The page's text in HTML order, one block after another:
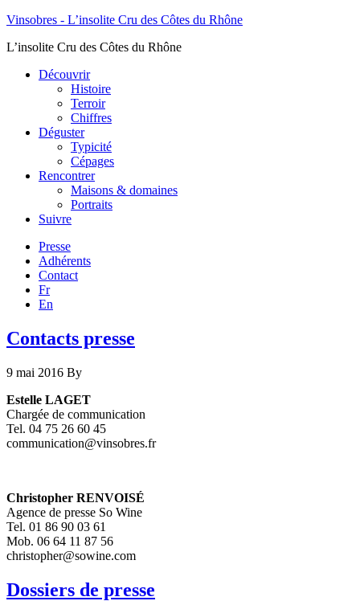
Vinsobres - L’insolite Cru des Côtes du Rhône
L’insolite Cru des Côtes du Rhône
Découvrir
Histoire
Terroir
Chiffres
Déguster
Typicité
Cépages
Rencontrer
Maisons & domaines
Portraits
Suivre
Presse
Adhérents
Contact
Fr
En
Contacts presse
9 mai 2016 By
Estelle LAGET
Chargée de communication
Tel. 04 75 26 60 45
communication@vinsobres.fr
Christopher RENVOISÉ
Agence de presse So Wine
Tel. 01 86 90 03 61
Mob. 06 64 11 87 56
christopher@sowine.com
Dossiers de presse